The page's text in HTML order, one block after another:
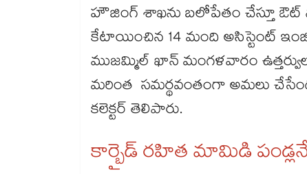
హౌజింగ్ శాఖను బలోపేతం చేస్తూ ఔట్
కేటాయించిన 14 మంది అసిస్టెంట్
ముజమ్మిల్ ఖాన్ మంగళవారం
మరింత సమర్థవంతంగా అమలు
కలెక్టర్ తెలిపారు.
కార్బైడ్ రహిత మామిడి